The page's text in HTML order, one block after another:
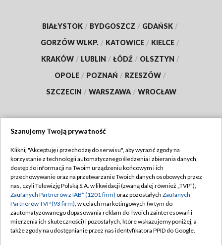
BIAŁYSTOK / BYDGOSZCZ / GDAŃSK /
GORZÓW WLKP. / KATOWICE / KIELCE /
KRAKÓW / LUBLIN / ŁÓDŹ / OLSZTYN /
OPOLE / POZNAŃ / RZESZÓW /
SZCZECIN / WARSZAWA / WROCŁAW
TVP
Abonament TVP
Emisja w TVP
Centrum informacji TVP
Naziemna Telewizja Cyfrowa
Regulamin TVP
Polityka prywatności
Moje zgody
Pomoc
Szanujemy Twoją prywatność
Kliknij "Akceptuję i przechodzę do serwisu", aby wyrazić zgody na
korzystanie z technologii automatycznego śledzenia i zbierania danych,
dostęp do informacji na Twoim urządzeniu końcowym i ich
przechowywanie oraz na przetwarzanie Twoich danych osobowych przez
nas, czyli Telewizję Polską S.A. w likwidacji (zwaną dalej również „TVP”),
Zaufanych Partnerów z IAB* (1201 firm) oraz pozostałych Zaufanych
Partnerów TVP (93 firm), w celach marketingowych (w tym do
zautomatyzowanego dopasowania reklam do Twoich zainteresowań i
mierzenia ich skuteczności) i pozostałych, które wskazujemy poniżej, a
także zgody na udostępnianie przez nas identyfikatora PPID do Google.